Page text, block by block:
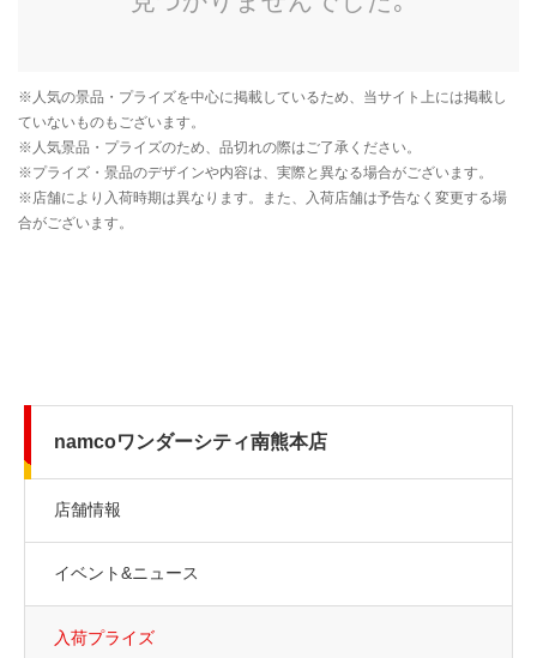
namcoワンダーシティ南熊本店
店舗情報
イベント&ニュース
入荷プライズ